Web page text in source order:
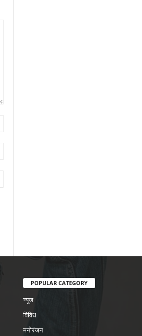
POPULAR CATEGORY
न्यूज
विविध
मनोरंजन